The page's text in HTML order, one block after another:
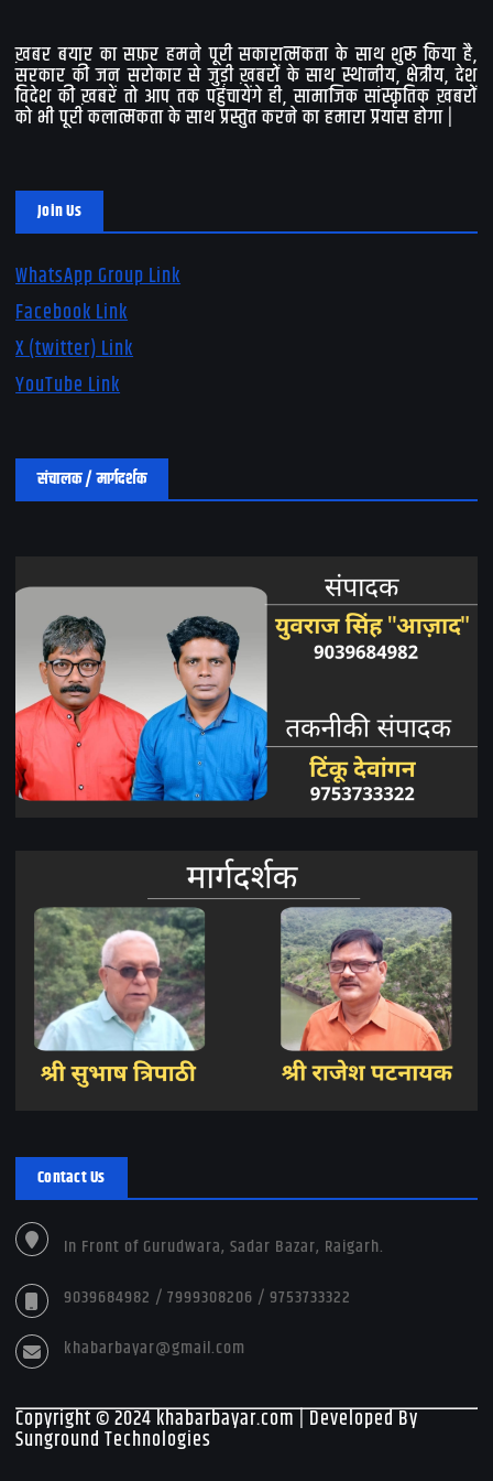
ख़बर बयार का सफ़र हमने पूरी सकारात्मकता के साथ शुरू किया है,
सरकार की जन सरोकार से जुड़ी ख़बरों के साथ स्थानीय, क्षेत्रीय, देश
विदेश की ख़बरें तो आप तक पहुंचायेंगे ही, सामाजिक सांस्कृतिक ख़बरों
को भी पूरी कलात्मकता के साथ प्रस्तुत करने का हमारा प्रयास होगा |
Join Us
WhatsApp Group Link
Facebook Link
X (twitter) Link
YouTube Link
संचालक / मार्गदर्शक
Contact Us
In Front of Gurudwara, Sadar Bazar, Raigarh.
9039684982 / 7999308206 / 9753733322
khabarbayar@gmail.com
Copyright © 2024 khabarbayar.com | Developed By
Sunground Technologies